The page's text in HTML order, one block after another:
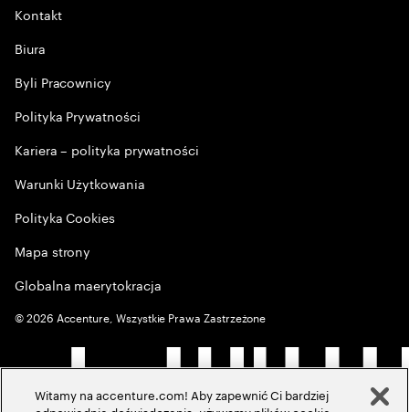
Kontakt
Biura
Byli Pracownicy
Polityka Prywatności
Kariera – polityka prywatności
Warunki Użytkowania
Polityka Cookies
Mapa strony
Globalna maerytokracja
©2026 Accenture, Wszystkie Prawa Zastrzeżone
Witamy na accenture.com! Aby zapewnić Ci bardziej